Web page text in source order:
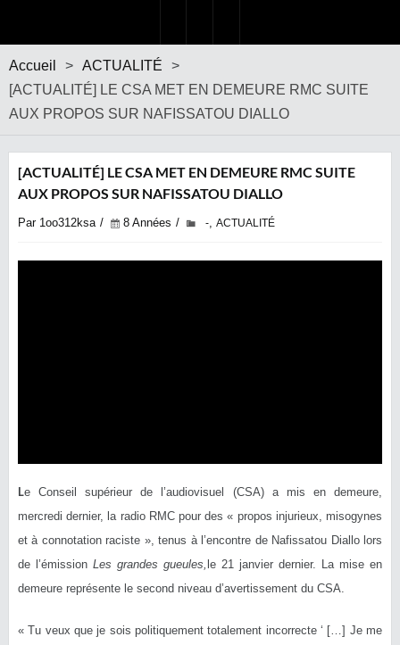
Accueil > ACTUALITÉ
>
‎[ACTUALITÉ] LE CSA MET EN DEMEURE RMC SUITE
AUX PROPOS SUR NAFISSATOU DIALLO
‎[ACTUALITÉ] LE CSA MET EN DEMEURE RMC SUITE
AUX PROPOS SUR NAFISSATOU DIALLO
Par 1oo312ksa 8 Années -, ACTUALITÉ
Le Conseil supérieur de l’audiovisuel (CSA) a mis en demeure,
mercredi dernier, la radio RMC pour des « propos injurieux, misogynes
et à connotation raciste », tenus à l’encontre de Nafissatou Diallo lors
de l’émission Les grandes gueules, le 21 janvier dernier. La mise en
demeure représente le second niveau d’avertissement du CSA.
« Tu veux que je sois politiquement totalement incorrecte ‘ […] Je me